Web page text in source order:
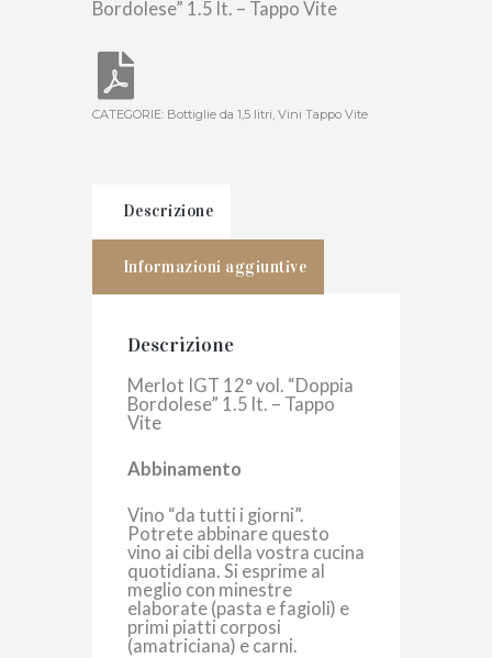
Bordolese” 1.5 lt. – Tappo Vite
CATEGORIE: Bottiglie da 1,5 litri Vini Tappo Vite
Descrizione
Informazioni aggiuntive
Descrizione
Merlot IGT 12° vol. “Doppia
Bordolese” 1.5 lt. – Tappo
Vite
Abbinamento
Vino “da tutti i giorni”.
Potrete abbinare questo
vino ai cibi della vostra cucina
quotidiana. Si esprime al
meglio con minestre
elaborate (pasta e fagioli) e
primi piatti corposi
(amatriciana) e carni.